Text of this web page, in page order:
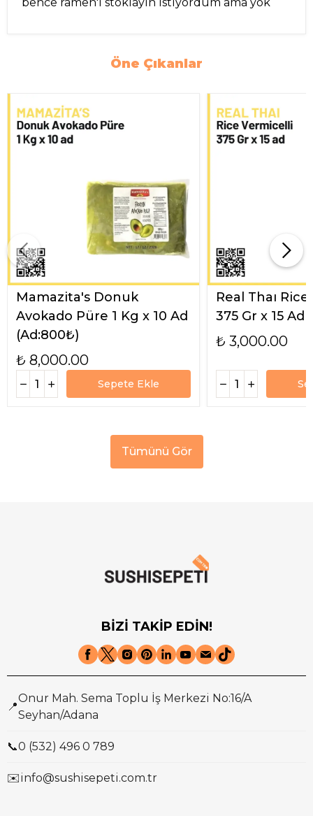
Öne Çıkanlar
Mamazita's Donuk
Avokado Püre 1 Kg x 10 Ad
(Ad:800₺)
₺ 8,000.00
Sepete Ekle
Real Thaı
375 Gr x 15 Ad
₺ 3,000.00
Tümünü Gör
BİZİ TAKİP EDİN!
📍
Onur Mah. Sema Toplu İş Merkezi No:16/A
Seyhan/Adana
📞0 (532) 496 0 789
✉️info@sushisepeti.com.tr